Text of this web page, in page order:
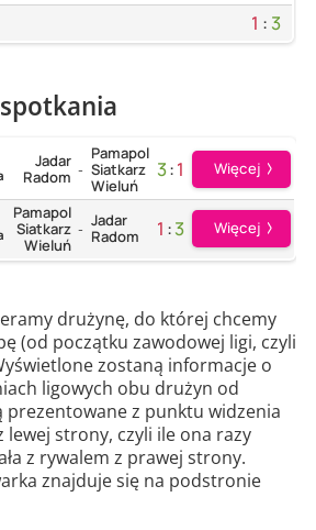
1 : 3
Jadar
Radom -
Pamapol
Siatkarz
Wieluń
3:1 Więcej
Pamapol
Siatkarz
Wieluń
- Jadar
Radom
1 :3 Więcej
drużynę, do której chcemy
(od początku zawodowej ligi, czyli
zostaną informacje o
ligowych obu drużyn od
prezentowane z punktu widzenia
lewej strony, czyli ile ona razy
z rywalem z prawej strony.
znajduje się na podstronie